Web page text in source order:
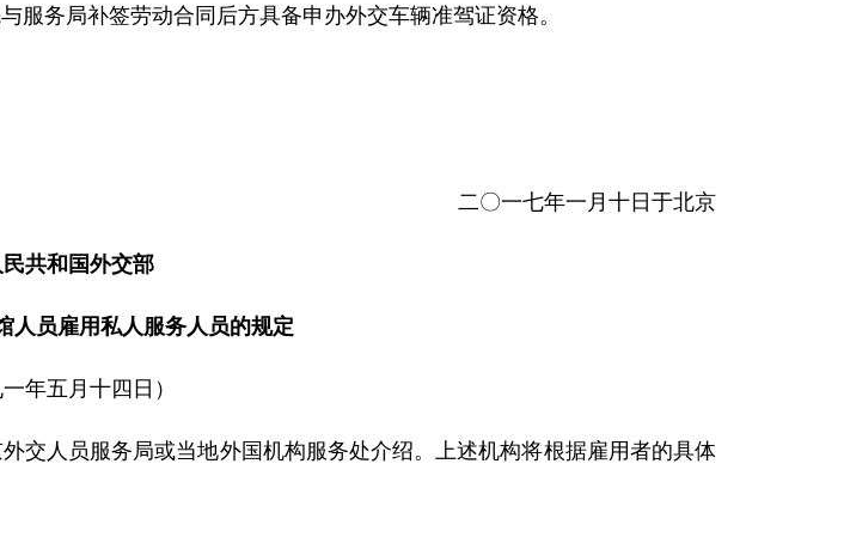
务局补签劳动合同后方具备申办外交车辆准驾证资格。
二〇一七年一月十日于北京
共和国外交部
人员雇用私人服务人员的规定
一年五月十四日）
人员服务局或当地外国机构服务处介绍。上述机构将根据雇用者的具体